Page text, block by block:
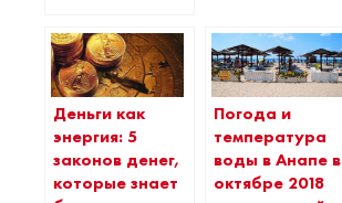
Деньги как
энергия: 5
законов денег,
которые знает
Погода и
температура
воды в Анапе в
октябре 2018